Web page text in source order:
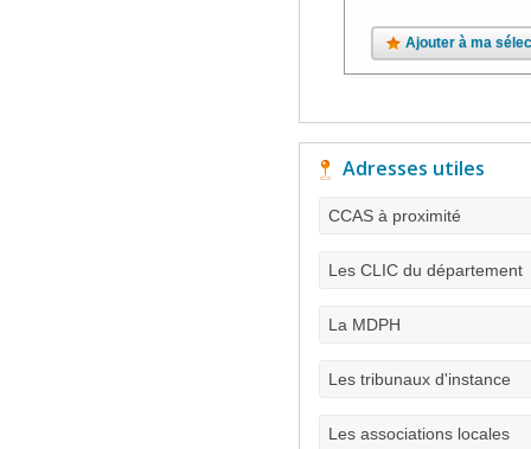
Ajouter à ma
Adresses utiles
CCAS à proximité
Les CLIC du département
La MDPH
Les tribunaux d'instance
Les associations locales